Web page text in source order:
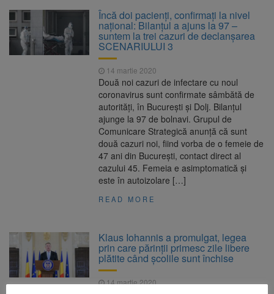
Încă doi pacienți, confirmați la nivel
național: Bilanțul a ajuns la 97 –
suntem la trei cazuri de declanșarea
SCENARIULUI 3
14 martie 2020
Două noi cazuri de infectare cu noul
coronavirus sunt confirmate sâmbătă de
autorități, în București și Dolj. Bilanțul
ajunge la 97 de bolnavi. Grupul de
Comunicare Strategică anunță că sunt
două cazuri noi, fiind vorba de o femeie de
47 ani din București, contact direct al
cazului 45. Femeia e asimptomatică și
este în autoizolare […]
READ MORE
Klaus Iohannis a promulgat, legea
prin care părinţii primesc zile libere
plătite când şcolile sunt închise
14 martie 2020